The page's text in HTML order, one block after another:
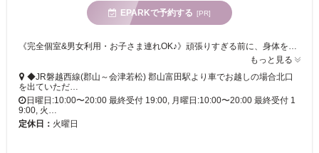
EPARKで予約する [PR]
《完全個室&男女利用・お子さま連れOK♪》頑張りすぎる前に、身体を整える習慣を。首肩のつらさ・疲労・産後のお悩みに。身体の状態を見ながら、“今のつらさ” と “これから” を整えます。
もっと見る
◆JR磐越西線(郡山～会津若松) 郡山富田駅より車でお越しの場合北口
を出ていただ…
日曜日:10:00〜20:00 最終受付 19:00, 月曜日:10:00〜20:00 最終受付 1
9:00, 火…
定休日： 火曜日